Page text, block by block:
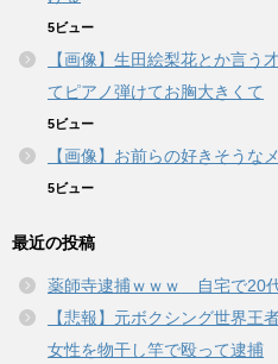
5ビュー
【画像】生田絵梨花とか言う
てピアノ弾けてお胸大きくて
5ビュー
【画像】お前らの好きそうな
5ビュー
最近の投稿
薬師寺逮捕ｗｗｗ 自宅で20
【悲報】元ボクシング世界王
女性を物干し竿で殴って逮捕